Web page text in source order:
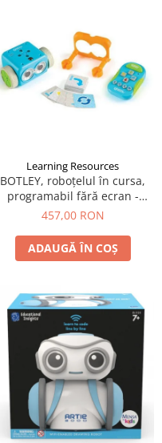
Learning Resources
BOTLEY, roboțelul în cursa,
programabil fără ecran -
Learning Resources
457,00 RON
ADAUGĂ ÎN COȘ